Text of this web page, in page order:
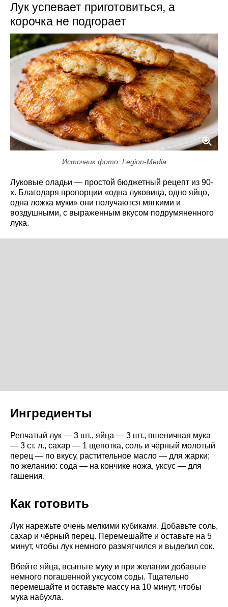
Лук успевает приготовиться, а
корочка не подгорает
Источник фото: Legion-Media
Луковые оладьи — простой бюджетный рецепт из 90-
х. Благодаря пропорции «одна луковица, одно яйцо,
одна ложка муки» они получаются мягкими и
воздушными, с выраженным вкусом подрумяненного
лука.
Ингредиенты
Репчатый лук — 3 шт., яйца — 3 шт., пшеничная мука
— 3 ст. л., сахар — 1 щепотка, соль и чёрный молотый
перец — по вкусу, растительное масло — для жарки;
по желанию: сода — на кончике ножа, уксус — для
гашения.
Как готовить
Лук нарежьте очень мелкими кубиками. Добавьте соль,
сахар и чёрный перец. Перемешайте и оставьте на 5
минут, чтобы лук немного размягчился и выделил сок.
Вбейте яйца, всыпьте муку и при желании добавьте
немного погашенной уксусом соды. Тщательно
перемешайте и оставьте массу на 10 минут, чтобы
мука набухла.